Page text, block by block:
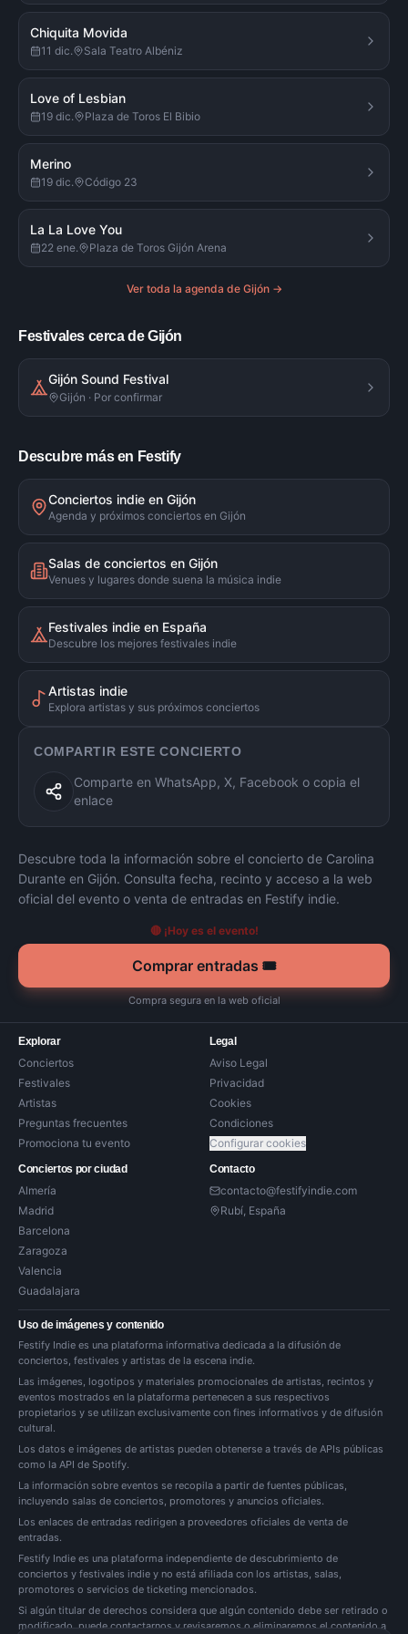
Chiquita Movida
11 dic. Sala Teatro Albéniz
Love of Lesbian
19 dic. Plaza de Toros El Bibio
Merino
19 dic. Código 23
La La Love You
22 ene. Plaza de Toros Gijón Arena
Ver toda la agenda de Gijón→
Festivales cerca de Gijón
Gijón Sound Festival
Gijón · Por confirmar
Descubre más en Festify
Conciertos indie en Gijón
Agenda y próximos conciertos en Gijón
Salas de conciertos en Gijón
Venues y lugares donde suena la música indie
Festivales indie en España
Descubre los mejores festivales indie
Artistas indie
Explora artistas y sus próximos conciertos
COMPARTIR ESTE CONCIERTO
Comparte en WhatsApp, X, Facebook o copia el
enlace
Descubre toda la información sobre el concierto de Carolina
Durante en Gijón. Consulta fecha, recinto y acceso a la web
oficial del evento o venta de entradas en Festify indie.
🔴 ¡Hoy es el evento!
Comprar entradas 🎟️
Compra segura en la web oficial
Explorar
Conciertos
Festivales
Artistas
Preguntas frecuentes
Promociona tu evento
Legal
Aviso Legal
Privacidad
Cookies
Condiciones
Configurar cookies
Conciertos por ciudad
Almería
Madrid
Barcelona
Zaragoza
Valencia
Guadalajara
Contacto
contacto@festifyindie.com
Rubí, España
Uso de imágenes y contenido
Festify Indie es una plataforma informativa dedicada a la difusión de
conciertos, festivales y artistas de la escena indie.
Las imágenes, logotipos y materiales promocionales de artistas, recintos y
eventos mostrados en la plataforma pertenecen a sus respectivos
propietarios y se utilizan exclusivamente con fines informativos y de difusión
cultural.
Los datos e imágenes de artistas pueden obtenerse a través de APIs públicas
como la API de Spotify.
La información sobre eventos se recopila a partir de fuentes públicas,
incluyendo salas de conciertos, promotores y anuncios oficiales.
Los enlaces de entradas redirigen a proveedores oficiales de venta de
entradas.
Festify Indie es una plataforma independiente de descubrimiento de
conciertos y festivales indie y no está afiliada con los artistas, salas,
promotores o servicios de ticketing mencionados.
Si algún titular de derechos considera que algún contenido debe ser retirado o
modificado, puede contactarnos y revisaremos o eliminaremos el contenido a